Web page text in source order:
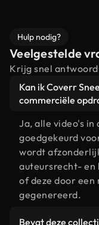
Hulp nodig?
Veelgestelde
Krijg snel
Kan ik Coverr
commerciële
Ja, alle video's
goedgekeurd
wordt
auteursrecht- en
of deze door een
gegenereerd.
Bevat deze